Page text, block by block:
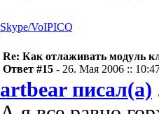
Skype/VoIPICQ
Re: Как отлаживать модуль
Ответ #15 - 26. Мая 2006 ::
artbear писал(а)